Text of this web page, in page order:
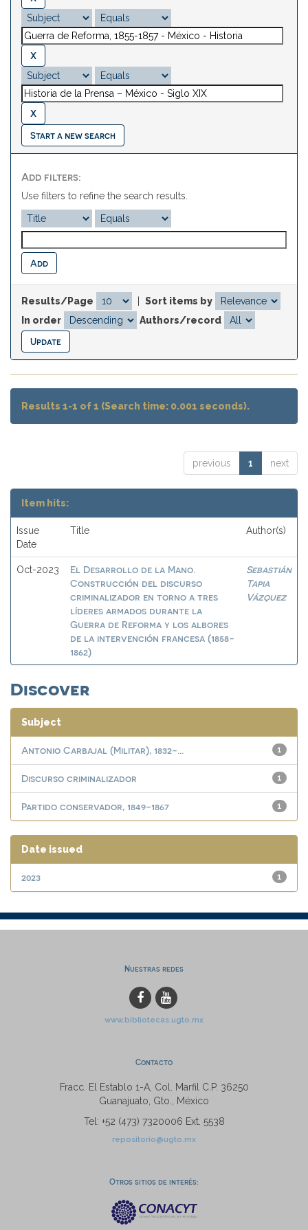
Start a new search
Add filters:
Use filters to refine the search results.
Results/Page
Sort items by
In order
Authors/record
Results 1-1 of 1 (Search time: 0.001 seconds).
previous 1 next
Item hits:
Issue
Date
Title Author(s)
Oct-2023
El Desarrollo de la Mano.
Construcción del discurso
criminalizador en torno a tres
líderes armados durante la
Guerra de Reforma y los albores
de la intervención francesa (1858-
1862)
Sebastián
Tapia
Vázquez
Discover
Subject
1
Antonio Carbajal (Militar), 1832-...
1
Discurso criminalizador
1
Partido conservador, 1849-1867
Date issued
1
2023
Nuestras redes
www.bibliotecas.ugto.mx
Contacto
Fracc. El Establo 1-A, Col. Marfil C.P. 36250
Guanajuato, Gto., México
Tel: +52 (473) 7320006 Ext. 5538
repositorio@ugto.mx
Otros sitios de interés: